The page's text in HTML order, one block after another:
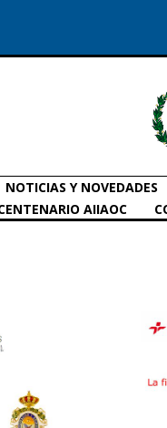
NOTICIAS Y NOVEDADES
AIIAOC